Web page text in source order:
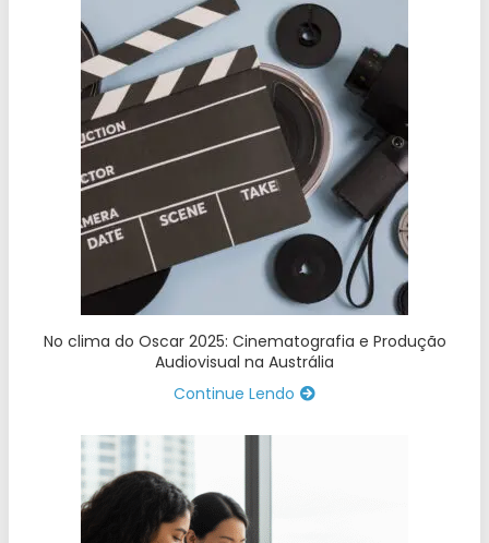
No clima do Oscar 2025: Cinematografia e Produção
Audiovisual na Austrália
Continue Lendo